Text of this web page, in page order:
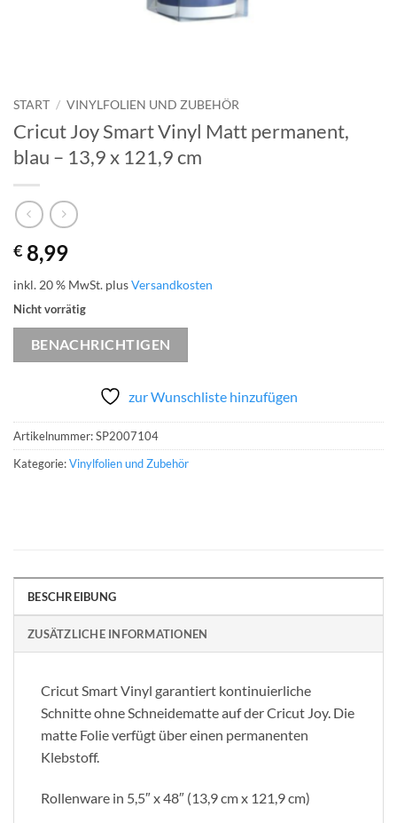
START / VINYLFOLIEN UND ZUBEHÖR
Cricut Joy Smart Vinyl Matt permanent,
blau – 13,9 x 121,9 cm
€ 8,99
inkl. 20 % MwSt. plusVersandkosten
Nicht vorrätig
BENACHRICHTIGEN
zur Wunschliste hinzufügen
Artikelnummer:SP2007104
Kategorie:Vinylfolien und Zubehör
BESCHREIBUNG
ZUSÄTZLICHE INFORMATIONEN
Cricut Smart Vinyl garantiert kontinuierliche
Schnitte ohne Schneidematte auf der Cricut Joy. Die
matte Folie verfügt über einen permanenten
Klebstoff.
Rollenware in 5,5″ x 48″ (13,9 cm x 121,9 cm)